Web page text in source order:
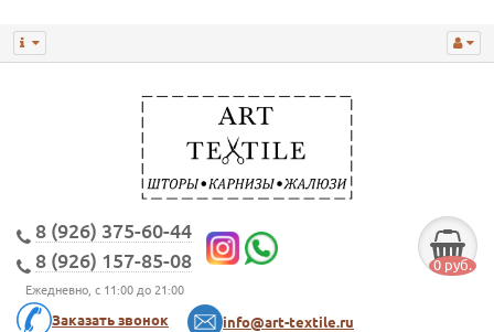
8 (926) 375-60-44
8 (926) 157-85-08
Ежедневно, с 11:00 до 21:00
Заказать звонок info@art-textile.ru
0 руб.